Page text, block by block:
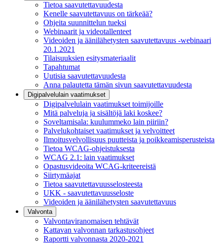
Tietoa saavutettavuudesta
Kenelle saavutettavuus on tärkeää?
Ohjeita suunnittelun tueksi
Webinaarit ja videotallenteet
Videoiden ja äänilähetysten saavutettavuus -webinaari
20.1.2021
Tilaisuuksien esitysmateriaalit
Tapahtumat
Uutisia saavutettavuudesta
Anna palautetta tämän sivun saavutettavuudesta
Digipalvelulain vaatimukset
Digipalvelulain vaatimukset toimijoille
Mitä palveluja ja sisältöjä laki koskee?
Soveltamisala: kuulummeko lain piiriin?
Palvelukohtaiset vaatimukset ja velvoitteet
Ilmoitusvelvollisuus puutteista ja poikkeamisperusteista
Tietoa WCAG-ohjeistuksesta
WCAG 2.1: lain vaatimukset
Opastusvideoita WCAG-kriteereistä
Siirtymäajat
Tietoa saavutettavuusselosteesta
UKK - saavutettavuusseloste
Videoiden ja äänilähetysten saavutettavuus
Valvonta
Valvontaviranomaisen tehtävät
Kattavan valvonnan tarkastusohjeet
Raportti valvonnasta 2020-2021